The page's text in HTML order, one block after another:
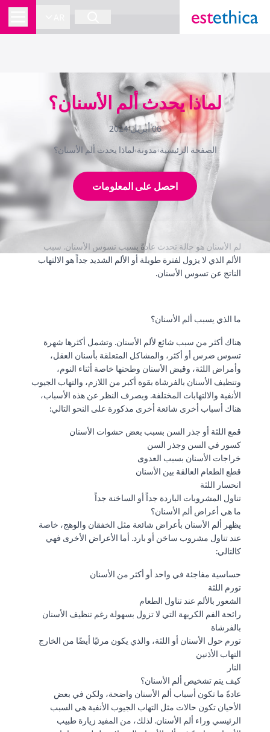
section Service {
لماذا يحدث ألم الأسنان؟
06 أبريل 2024
الصفحة الرئيسية›مدونة›لماذا يحدث ألم الأسنان؟
احصل على المعلومات
لم الأسنان هو حالة تحدث عادةً بسبب تسوس الأسنان. سبب
الألم الذي لا يزول لفترة طويلة أو الألم الشديد جداً هو الالتهاب
الناتج عن تسوس الأسنان.
ما الذي يسبب ألم الأسنان؟
هناك أكثر من سبب شائع لألم الأسنان. وتشمل أكثرها شهرة
تسوس ضرس أو أكثر، والمشاكل المتعلقة بأسنان العقل،
وأمراض اللثة، وقبض الأسنان وطحنها خاصة أثناء النوم،
وتنظيف الأسنان بالفرشاة بقوة أكبر من اللازم، والتهاب الجيوب
الأنفية والالتهابات المختلفة. وبصرف النظر عن هذه الأسباب،
هناك أسباب أخرى شائعة أخرى مذكورة على النحو التالي:
قمع اللثة أو جذر السن بسبب بعض حشوات الأسنان
كسور في السن وجذر السن
خراجات الأسنان بسبب العدوى
قطع الطعام العالقة بين الأسنان
انحسار اللثة
تناول المشروبات الباردة جداً أو الساخنة جداً
ما هي أعراض ألم الأسنان؟
يظهر ألم الأسنان بأعراض شائعة مثل الخفقان والوهج، خاصة
عند تناول مشروب ساخن أو بارد. أما الأعراض الأخرى فهي
كالتالي:
حساسية مفاجئة في واحد أو أكثر من الأسنان
تورم اللثة
الشعور بالألم عند تناول الطعام
رائحة الفم الكريهة التي لا تزول بسهولة رغم تنظيف الأسنان
بالفرشاة
تورم حول الأسنان أو اللثة، والذي يكون مرئيًا أيضًا من الخارج
التهاب الأذنين
النار
كيف يتم تشخيص ألم الأسنان؟
عادةً ما تكون أسباب ألم الأسنان واضحة، ولكن في بعض
الأحيان تكون حالات مثل التهاب الجيوب الأنفية هي السبب
الرئيسي وراء ألم الأسنان. لذلك، من المفيد زيارة طبيب